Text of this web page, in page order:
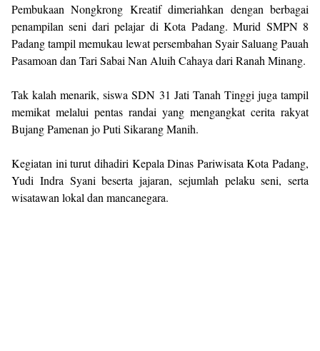
Pembukaan Nongkrong Kreatif dimeriahkan dengan berbagai
penampilan seni dari pelajar di Kota Padang. Murid SMPN 8
Padang tampil memukau lewat persembahan Syair Saluang Pauah
Pasamoan dan Tari Sabai Nan Aluih Cahaya dari Ranah Minang.
Tak kalah menarik, siswa SDN 31 Jati Tanah Tinggi juga tampil
memikat melalui pentas randai yang mengangkat cerita rakyat
Bujang Pamenan jo Puti Sikarang Manih.
Kegiatan ini turut dihadiri Kepala Dinas Pariwisata Kota Padang,
Yudi Indra Syani beserta jajaran, sejumlah pelaku seni, serta
wisatawan lokal dan mancanegara.